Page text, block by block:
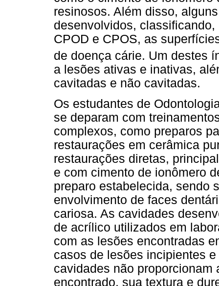
resinosos. Além disso,
desenvolvidos,
CPOD e CPOS, as
de doença cárie. Um destes
a lesões ativas e inativas,
cavitadas e não cavitadas.
Os estudantes de
se deparam com
complexos, como preparos
restaurações em cerâmica
restaurações diretas,
e com cimento de ionômero
preparo estabelecida, sendo
envolvimento de faces
cariosa. As cavidades
de acrílico utilizados em
com as lesões encontradas
casos de lesões incipientes
cavidades não
encontrado, sua textura e